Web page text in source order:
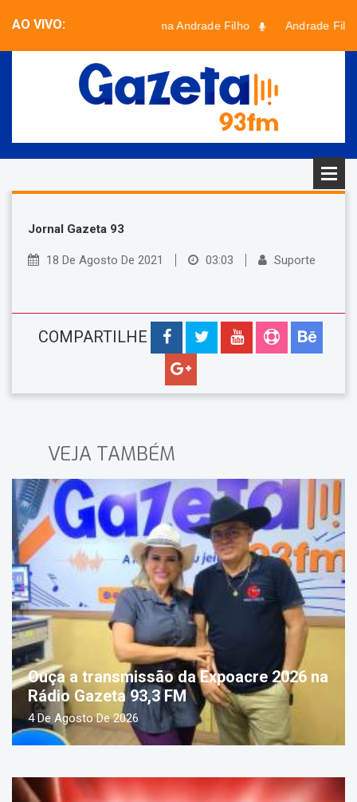
AO VIVO: Programa Andrade Filho
Andrade Filho
Jornal Gazeta 93
18 De Agosto De 2021 03:03 Suporte
COMPARTILHE
VEJA TAMBÉM
Ouça a transmissão da Expoacre 2026 na
Rádio Gazeta 93,3 FM
4 De Agosto De 2026